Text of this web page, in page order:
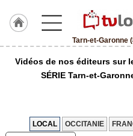
Tarn-et-Garonne
J'adhère
Garonne
(82)
Vidéos de nos éditeurs sur
SÉRIE Tarn-et-
LOCAL OCCITANIE